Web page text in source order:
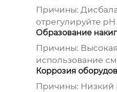
Причины:
отрегулируйте
Образование
Причины:
использование
Коррозия
Причины: Низкий